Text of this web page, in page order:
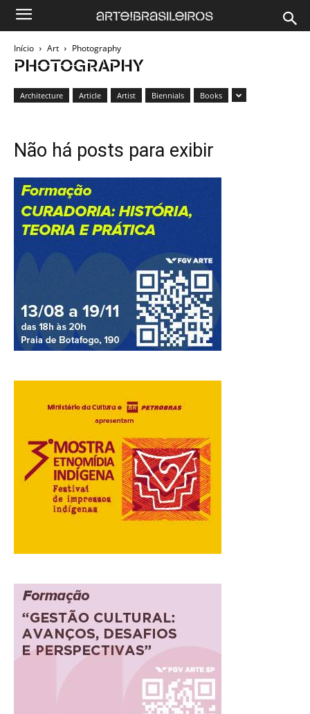
Início Art Photography
PHOTOGRAPHY
Architecture Article Artist Biennials Books
Não há posts para exibir